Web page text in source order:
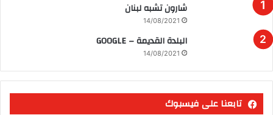
شارون تشبه لبنان
14/08/2021
البلدة القديمة – GOOGLE
14/08/2021
تابعنا على فيسبوك